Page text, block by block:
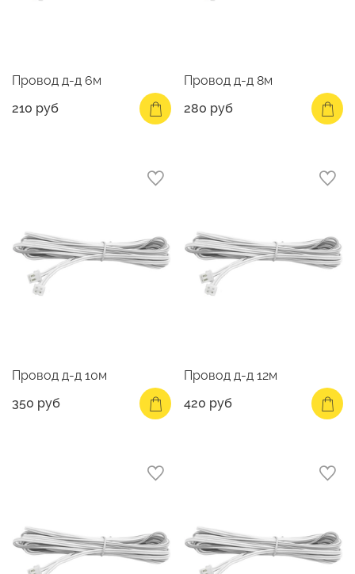
Провод д-д 6м
210 руб
Провод д-д 8м
280 руб
Провод д-д 10м
350 руб
Провод д-д 12м
420 руб